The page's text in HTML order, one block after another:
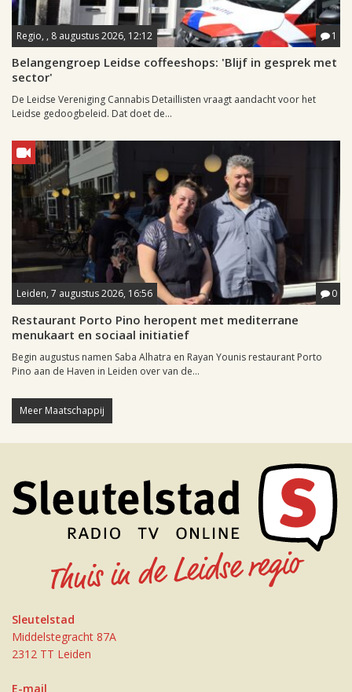
Regio, , 8 augustus 2026, 12:12 1
Belangengroep Leidse coffeeshops: 'Blijf in gesprek met
sector'
De Leidse Vereniging Cannabis Detaillisten vraagt aandacht voor het
Leidse gedoogbeleid. Dat doet de...
Leiden, 7 augustus 2026, 16:56 0
Restaurant Porto Pino heropent met mediterrane
menukaart en sociaal initiatief
Begin augustus namen Saba Alhatra en Rayan Younis restaurant Porto
Pino aan de Haven in Leiden over van de...
Meer Maatschappij
Sleutelstad
Middelstegracht 87A
2312 TT Leiden
E-mail